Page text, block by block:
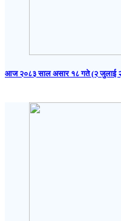
आज २०८३ साल असार १८ गते (२ जुलाई